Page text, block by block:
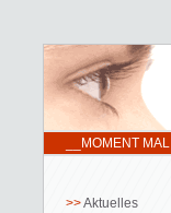
__MOMENT MAL
Aktuelles